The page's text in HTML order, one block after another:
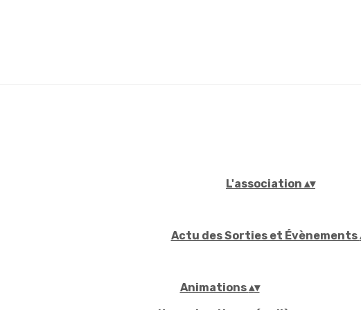
L'association ▴▾
Actu des Sorties et Évènements
Animations▴▾